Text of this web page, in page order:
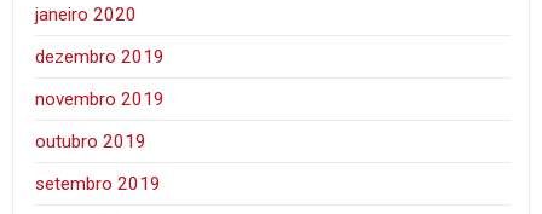
janeiro 2020
dezembro 2019
novembro 2019
outubro 2019
setembro 2019